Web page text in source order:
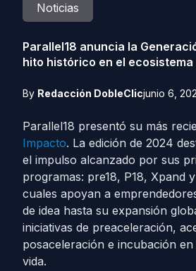
Noticias
Parallel18 anuncia la
hito histórico en el
By Redacción DobleClicjunio 6,
Parallel18 presentó su más
Impacto. La edición de 2024
el impulso alcanzado por sus
programas: pre18, P18, Xpand
cuales apoyan a
de idea hasta su expansión
iniciativas de preaceleración,
posaceleración e incubación en
vida.